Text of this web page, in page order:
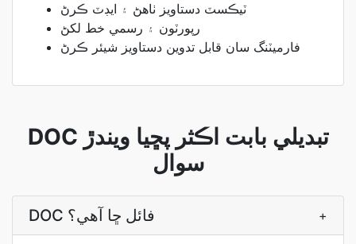
ٽيڪسٽ دستاويز ٺاهڻ ۽ ايڊٽ ڪرڻ
رپورٽون ۽ رسمي خط لکڻ
فارميٽنگ سان قابل تدوين دستاويز شيئر ڪرڻ
DOC تبديلي بابت اڪثر پڇيا ويندڙ
سوال
DOC فائل ڇا آھي؟ +